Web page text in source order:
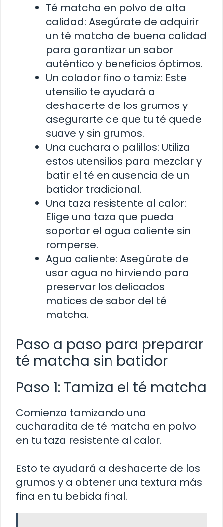
Té matcha en polvo de alta
calidad: Asegúrate de adquirir
un té matcha de buena calidad
para garantizar un sabor
auténtico y beneficios óptimos.
Un colador fino o tamiz: Este
utensilio te ayudará a
deshacerte de los grumos y
asegurarte de que tu té quede
suave y sin grumos.
Una cuchara o palillos: Utiliza
estos utensilios para mezclar y
batir el té en ausencia de un
batidor tradicional.
Una taza resistente al calor:
Elige una taza que pueda
soportar el agua caliente sin
romperse.
Agua caliente: Asegúrate de
usar agua no hirviendo para
preservar los delicados
matices de sabor del té
matcha.
Paso a paso para preparar
té matcha sin batidor
Paso 1: Tamiza el té matcha
Comienza tamizando una
cucharadita de té matcha en polvo
en tu taza resistente al calor.
Esto te ayudará a deshacerte de los
grumos y a obtener una textura más
fina en tu bebida final.